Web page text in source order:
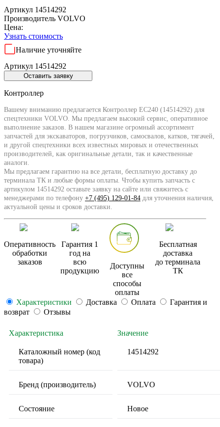
Артикул 14514292
Производитель VOLVO
Цена:
Узнать стоимость
Наличие уточняйте
Артикул 14514292
Оставить заявку
Контроллер
Вашему вниманию предлагается Контроллер EC240 (14514292) для
спецтехники VOLVO. Мы предлагаем высокий сервис, оперативное
выполнение заказов. В нашем магазине огромный ассортимент
запчастей для экскаваторов, погрузчиков, самосвалов, катков, тягачей,
и другой спецтехники всех известных мировых и отечественных
производителей, как оригинальные детали, так и качественные
аналоги.
Мы предлагаем гарантию на все детали, бесплатную доставку до
терминала ТК и любые формы оплаты. Чтобы купить запчасть с
артикулом 14514292 оставьте заявку на сайте или свяжитесь с
менеджерами по телефону +7 (495) 129-01-84 для уточнения наличия,
актуальной цены и сроков доставки.
Оперативность
обработки
заказов
Гарантия 1
год на
всю
продукцию
Доступны
все
способы
оплаты
Бесплатная
доставка
до терминала
ТК
Характеристики Доставка Оплата
Гарантия и
возврат
Отзывы
Характеристика Значение
Каталожный номер (код
товара)
14514292
Бренд (производитель) VOLVO
Состояние Новое